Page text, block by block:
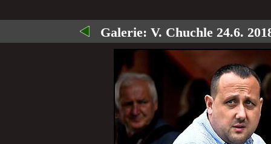
Galerie: V. Chuchle 24.6.